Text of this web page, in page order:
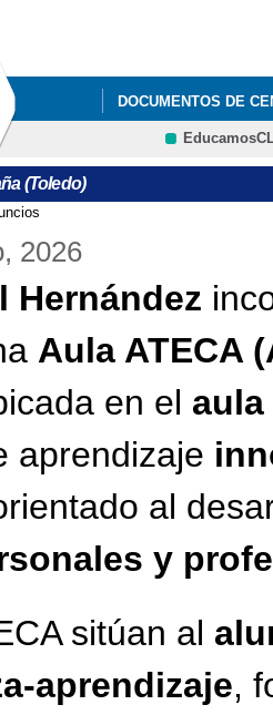
DOCUMENTOS DE
GESTIÓN DE
(Toledo)
aquí
2026
Hernández
Aula ATECA
en el aula
aprendizaje
al
y
sitúan al
aprendizaje,